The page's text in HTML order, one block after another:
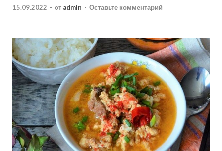
15.09.2022 - от admin - Оставьте комментарий